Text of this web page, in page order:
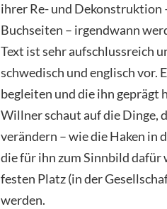
ihrer Re- und Dekonstruktion
Buchseiten – irgendwann
Text ist sehr aufschlussreich
schwedisch und englisch vor.
begleiten und die ihn geprägt
Willner schaut auf die Dinge,
verändern – wie die Haken in
die für ihn zum Sinnbild dafür
festen Platz (in der
werden.